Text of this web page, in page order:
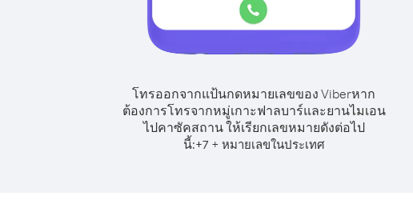
โทรออกจากแป้นกดหมายเลขของ Viberหาก
ต้องการโทรจากหมู่เกาะฟาลบาร์และยานไมเอน
ไปคาซัคสถาน ให้เรียกเลขหมายดังต่อไป
นี้:+7+ หมายเลขในประเทศ